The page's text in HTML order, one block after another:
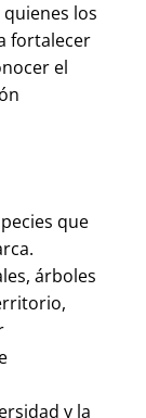
los
fortalecer
el
que
árboles
y la